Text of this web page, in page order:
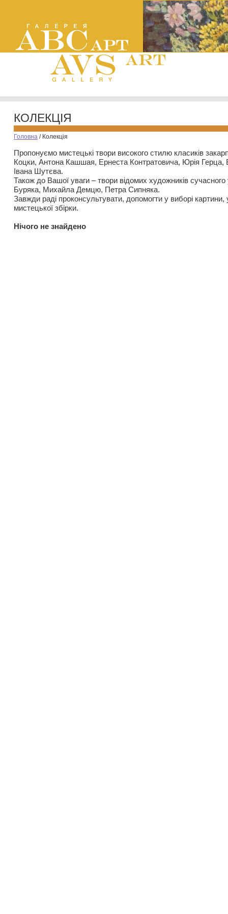
КОЛЕКЦІЯ
Головна / Колекція
Пропонуємо мистецькі твори високого стилю класиків
Коцки, Антона Кашшая, Ернеста Контратовича, Юрія
Івана Шутєва.
Також до Вашої уваги – твори відомих художників
Буряка, Михайла Демцю, Петра Сипняка.
Завжди раді проконсультувати, допомогти у виборі картини,
мистецької збірки.
Нiчого не знайдено